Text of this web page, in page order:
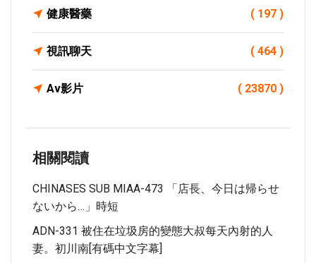
健康醫藥 ( 197 )
視訊聊天 ( 464 )
Av影片 ( 23870 )
相關閱讀
CHINASES SUB MIAA-473 「店長、今日は帰らせ
ないから…」時短
ADN-331 被住在垃圾房的變態大叔每天內射的人
妻。初川南[有碼中文字幕]